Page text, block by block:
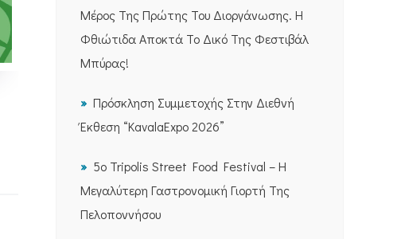
Μέρος Της Πρώτης Του Διοργάνωσης. Η
Φθιώτιδα Αποκτά Το Δικό Της Φεστιβάλ
Μπύρας!
Πρόσκληση Συμμετοχής Στην Διεθνή
Έκθεση “KavalaExpo 2026”
5ο Tripolis Street Food Festival – Η
Μεγαλύτερη Γαστρονομική Γιορτή Της
Πελοποννήσου